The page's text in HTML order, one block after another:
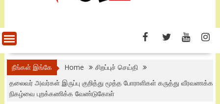
நீங்கள் இங்கே Home
சிறப்புச் செய்தி
தலைவர் அவர்கள் இருப்பு குறித்து மூத்த போராளிகள் கருத்து வீரவணக்க
நிகழ்வை புறக்கணிக்க வேண்டுகோள்